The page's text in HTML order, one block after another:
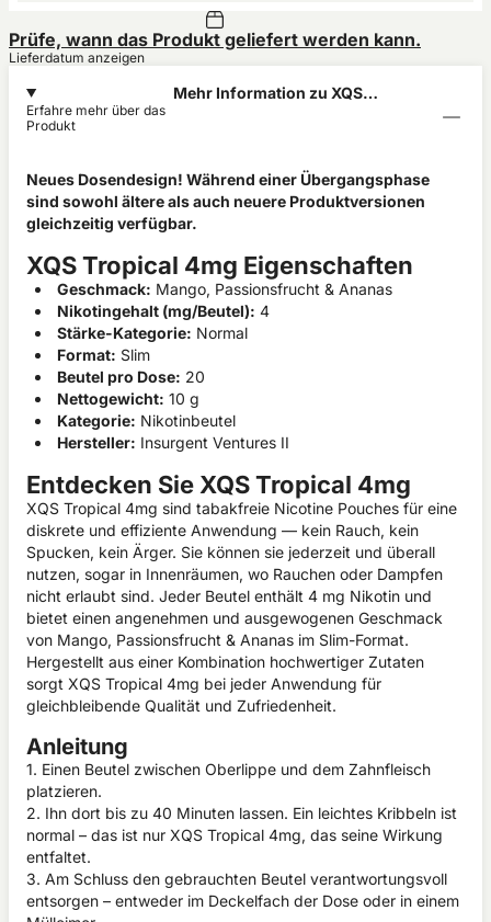
Prüfe, wann das Produkt geliefert werden kann.
Lieferdatum anzeigen
Mehr Information zu XQS
Erfahre mehr über das
Produkt
Neues Dosendesign! Während einer Übergangsphase
sind sowohl ältere als auch neuere Produktversionen
gleichzeitig verfügbar.
XQS Tropical 4mg Eigenschaften
Geschmack: Mango, Passionsfrucht & Ananas
Nikotingehalt (mg/Beutel): 4
Stärke-Kategorie: Normal
Format: Slim
Beutel pro Dose: 20
Nettogewicht: 10 g
Kategorie: Nikotinbeutel
Hersteller: Insurgent Ventures II
Entdecken Sie XQS Tropical 4mg
XQS Tropical 4mg sind tabakfreie Nicotine Pouches für eine
diskrete und effiziente Anwendung — kein Rauch, kein
Spucken, kein Ärger. Sie können sie jederzeit und überall
nutzen, sogar in Innenräumen, wo Rauchen oder Dampfen
nicht erlaubt sind. Jeder Beutel enthält 4 mg Nikotin und
bietet einen angenehmen und ausgewogenen Geschmack
von Mango, Passionsfrucht & Ananas im Slim-Format.
Hergestellt aus einer Kombination hochwertiger Zutaten
sorgt XQS Tropical 4mg bei jeder Anwendung für
gleichbleibende Qualität und Zufriedenheit.
Anleitung
1. Einen Beutel zwischen Oberlippe und dem Zahnfleisch
platzieren.
2. Ihn dort bis zu 40 Minuten lassen. Ein leichtes Kribbeln ist
normal – das ist nur XQS Tropical 4mg, das seine Wirkung
entfaltet.
3. Am Schluss den gebrauchten Beutel verantwortungsvoll
entsorgen – entweder im Deckelfach der Dose oder in einem